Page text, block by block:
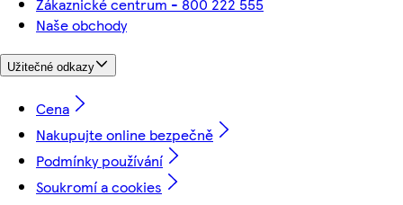
Naše obchody
Užitečné odkazy
Cena
Nakupujte online bezpečně
Podmínky používání
Soukromí a cookies